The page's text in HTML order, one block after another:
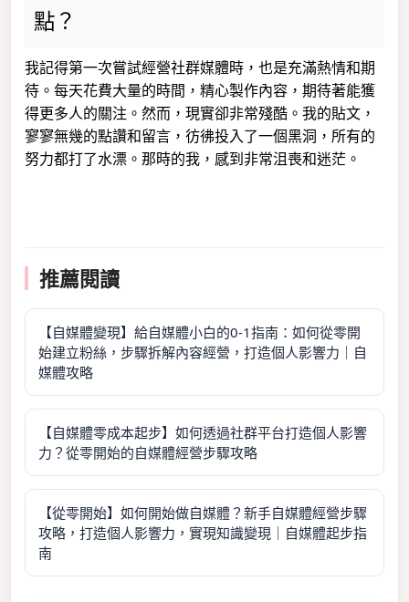
點？
我記得第一次嘗試經營社群媒體時，也是充滿熱情和期
待。每天花費大量的時間，精心製作內容，期待著能獲
得更多人的關注。然而，現實卻非常殘酷。我的貼文，
寥寥無幾的點讚和留言，彷彿投入了一個黑洞，所有的
努力都打了水漂。那時的我，感到非常沮喪和迷茫。
推薦閱讀
【自媒體變現】給自媒體小白的0-1指南：如何從零開
始建立粉絲，步驟拆解內容經營，打造個人影響力｜自
媒體攻略
【自媒體零成本起步】如何透過社群平台打造個人影響
力？從零開始的自媒體經營步驟攻略
【從零開始】如何開始做自媒體？新手自媒體經營步驟
攻略，打造個人影響力，實現知識變現｜自媒體起步指
南